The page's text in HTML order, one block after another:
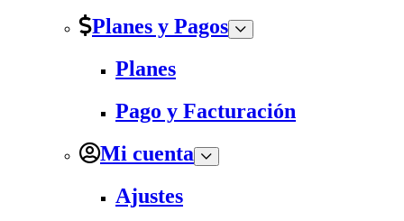
Planes y Pagos
Planes
Pago y Facturación
Mi cuenta
Ajustes